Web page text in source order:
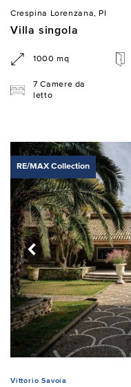
Crespina Lorenzana, PI
Villa singola
1000 mq
7 Camere da
letto
RE/MAX Collection
Vittorio Savoia